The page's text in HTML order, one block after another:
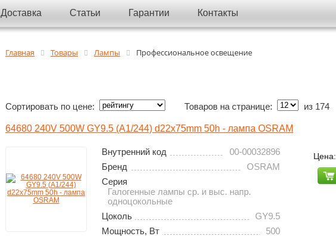
Доставка Статьи Гарантии Контакты
Главная Товары Лампы Профессиональное освещение
Сортировать по цене: Товаров на странице: из 174
64680 240V 500W GY9.5 (A1/244) d22x75mm 50h - лампа OSRAM
Внутренний код
00-00032896
Бренд
OSRAM
Серия
Галогенные лампы ср. и выс. напр.
одноцокольные
Цоколь
GY9.5
Мощность, Вт
500
Цена: